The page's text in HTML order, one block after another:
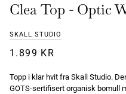
Clea Top - Optic
SKALL STUDIO
1.899 KR
Topp i klar hvit fra Skall Studio.
GOTS-sertifisert organisk bomull